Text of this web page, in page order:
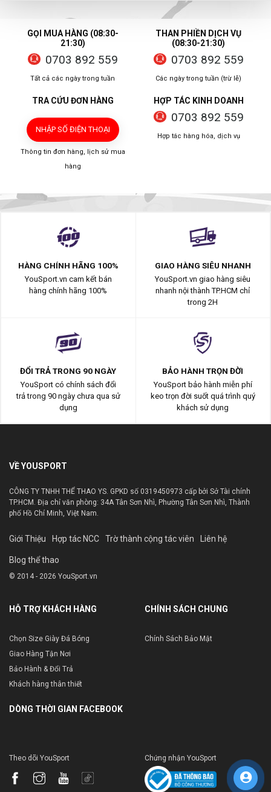
GỌI MUA HÀNG (08:30-
21:30)
0703 892 559
Tất cả các ngày trong tuần
THAN PHIỀN DỊCH VỤ
(08:30-21:30)
0703 892 559
Các ngày trong tuần (trừ lễ)
TRA CỨU ĐƠN HÀNG
NHẬP SỐ ĐIỆN THOẠI
Thông tin đơn hàng, lịch sử mua
hàng
HỢP TÁC KINH DOANH
0703 892 559
Hợp tác hàng hóa, dịch vụ
HÀNG CHÍNH HÃNG 100%
YouSport.vn cam kết bán
hàng chính hãng 100%
GIAO HÀNG SIÊU NHANH
YouSport.vn giao hàng siêu
nhanh nội thành TP.HCM chỉ
trong 2H
ĐỔI TRẢ TRONG 90 NGÀY
YouSport có chính sách đổi
trả trong 90 ngày chưa qua sử
dụng
BẢO HÀNH TRỌN ĐỜI
YouSport bảo hành miễn phí
keo trọn đời suốt quá trình quý
khách sử dụng
VỀ YOUSPORT
CÔNG TY TNHH THỂ THAO YS. GPKD số 0319450973 cấp bởi Sở Tài chính
TP.HCM. Địa chỉ văn phòng: 34A Tân Sơn Nhì, Phường Tân Sơn Nhì, Thành
phố Hồ Chí Minh, Việt Nam.
Giới Thiệu Hợp tác NCC Trờ thành cộng tác viên Liên hệ
Blog thể thao
© 2014 - 2026 YouSport.vn
HỖ TRỢ KHÁCH HÀNG
Chọn Size Giày Đá Bóng
Giao Hàng Tận Nơi
Bảo Hành & Đổi Trả
Khách hàng thân thiết
CHÍNH SÁCH CHUNG
Chính Sách Bảo Mật
DÒNG THỜI GIAN FACEBOOK
Theo dõi YouSport Chứng nhận YouSport